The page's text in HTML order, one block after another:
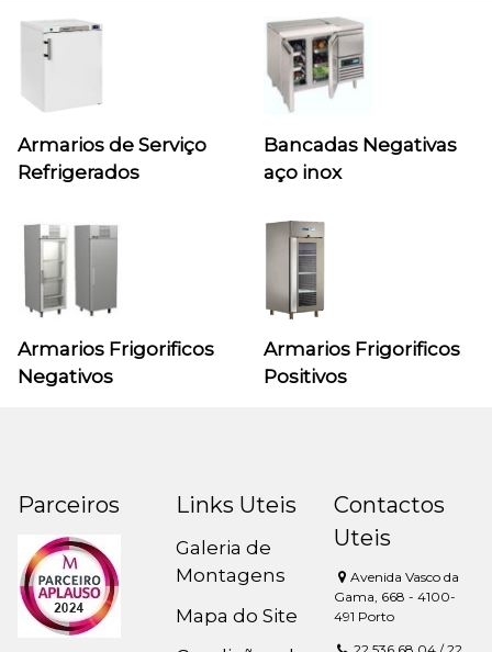
Armarios de Serviço
Refrigerados
Bancadas Negativas
aço inox
Armarios Frigorificos
Negativos
Armarios Frigorificos
Positivos
Parceiros Links Uteis
Galeria de
Montagens
Mapa do Site
Contactos
Uteis
Avenida Vasco da
Gama, 668 - 4100-
491 Porto